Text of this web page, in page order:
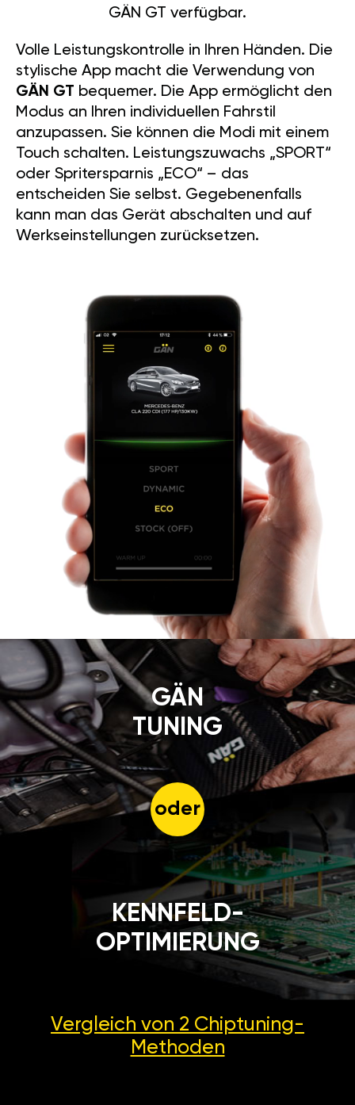
GÄN GT verfügbar.
Volle Leistungskontrolle in Ihren Händen. Die
stylische App macht die Verwendung von
GÄN GT bequemer. Die App ermöglicht den
Modus an Ihren individuellen Fahrstil
anzupassen. Sie können die Modi mit einem
Touch schalten. Leistungszuwachs „SPORT“
oder Spritersparnis „ECO“ – das
entscheiden Sie selbst. Gegebenenfalls
kann man das Gerät abschalten und auf
Werkseinstellungen zurücksetzen.
GÄN
TUNING
oder
KENNFELD-
OPTIMIERUNG
Vergleich von 2 Chiptuning-
Methoden